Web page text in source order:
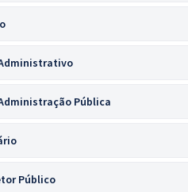
Pública
Público